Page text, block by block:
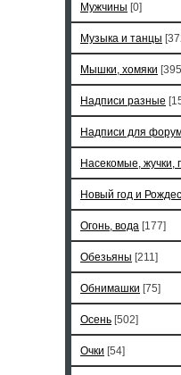
Мужчины [0]
Музыка и танцы
Мышки, хомяки
Надписи разные
Надписи для
Насекомые, жучки,
Новый год и
Огонь, вода [177]
Обезьяны [211]
Обнимашки [75]
Осень [502]
Очки [54]